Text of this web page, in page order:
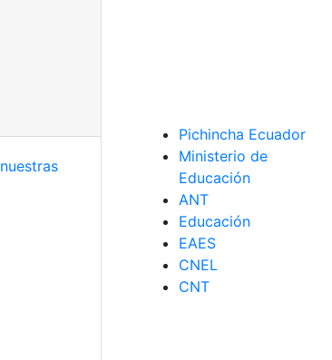
nuestras
Pichincha Ecuador
Ministerio de
Educación
ANT
Educación
EAES
CNEL
CNT